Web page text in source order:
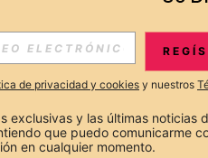
PROMOCIONES Y NOTICIAS DE
de privacidad y cookies y nuestros
exclusivas y las últimas noticias
que puedo comunicarme
en cualquier momento.